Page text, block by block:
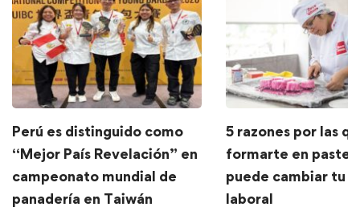
Perú es distinguido como
“Mejor País Revelación” en
campeonato mundial de
panadería en Taiwán
5 razones por las
formarte en
puede cambiar tu
laboral